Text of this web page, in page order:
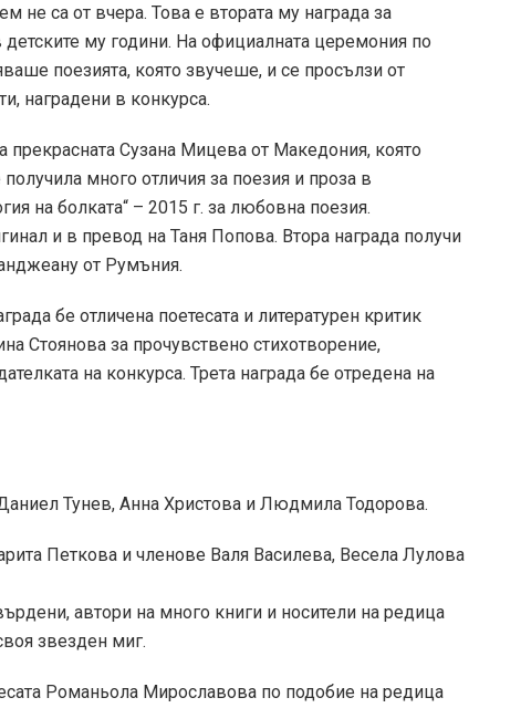
не са от вчера. Това е втората му награда за
му години. На официалната церемония по
поезията, която звучеше, и се просълзи от
наградени в конкурса.
Сузана Мицева от Македония, която
много отличия за поезия и проза в
на болката“ – 2015 г. за любовна поезия.
и в превод на Таня Попова. Втора награда получи
от Румъния.
бе отличена поетесата и литературен критик
Стоянова за прочувствено стихотворение,
на конкурса. Трета награда бе отредена на
Тунев, Анна Христова и Людмила Тодорова.
Петкова и членове Валя Василева, Весела Лулова
автори на много книги и носители на редица
звезден миг.
Романьола Мирославова по подобие на редица